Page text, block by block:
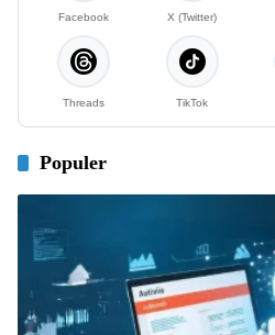
Facebook X (Twitter)
Threads TikTok
Populer